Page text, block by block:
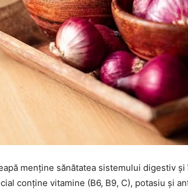
menține sănătatea sistemului digestiv
conține vitamine (B6, B9, C), potasiu și